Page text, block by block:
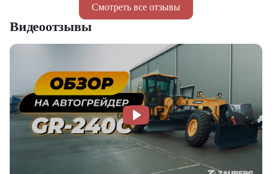
Смотреть все отзывы
Видеоотзывы